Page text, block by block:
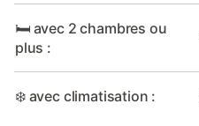
🛏️ avec 2 chambres ou
plus :
❄️ avec climatisation :